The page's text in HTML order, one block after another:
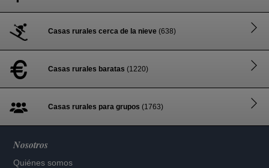
Casas rurales cerca de la nieve (638)
Casas rurales baratas (1220)
Casas rurales para grupos (1763)
Nosotros
Quiénes somos